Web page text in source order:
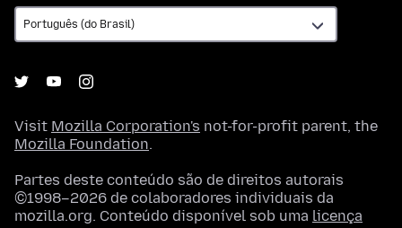
Visit Mozilla Corporation's not-for-profit parent, the
Mozilla Foundation.
Partes deste conteúdo são de direitos autorais
©1998–2026 de colaboradores individuais da
mozilla.org. Conteúdo disponível sob uma licença